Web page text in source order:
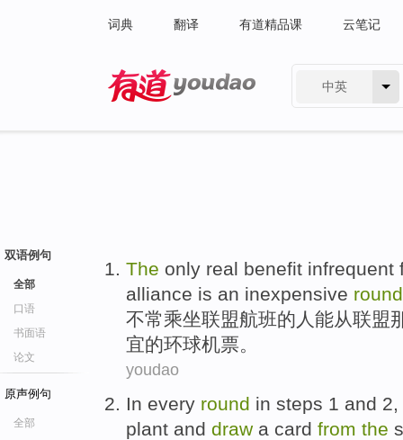
词典 翻译 有道精品课 云笔记
中英
双语例句
全部
口语
书面语
论文
原声例句
全部
The only real benefit infrequent
alliance is an inexpensive
不常乘坐联盟航班的人 能从联盟
宜的环球机票。
youdao
In every round in steps 1 and 2,
plant and draw a card from the